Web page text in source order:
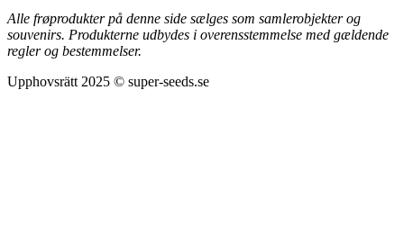
Alle frøprodukter på denne side sælges som samlerobjekter og
souvenirs. Produkterne udbydes i overensstemmelse med gældende
regler og bestemmelser.
Upphovsrätt 2025 © super-seeds.se